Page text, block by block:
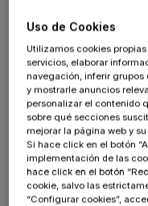
Cliente:
Sector:
Industrial
Proyecto:
Tecnología:
Emsa Menorca
Uso de Cookies
Utilizamos cookies
servicios, elaborar
navegación, inferir grupos
y mostrarle anuncios
personalizar el contenido
sobre qué secciones
mejorar la página web y
Si hace click en el botón
implementación de las
hace click en el botón
cookie, salvo las
“Configurar cookies”,